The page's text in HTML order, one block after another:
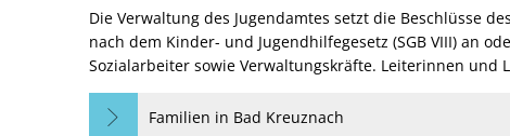
Die Verwaltung des Jugendamtes setzt die Beschlüsse
nach dem Kinder- und Jugendhilfegesetz (SGB VIII) an
Sozialarbeiter sowie Verwaltungskräfte. Leiterinnen
Familien in Bad Kreuznach